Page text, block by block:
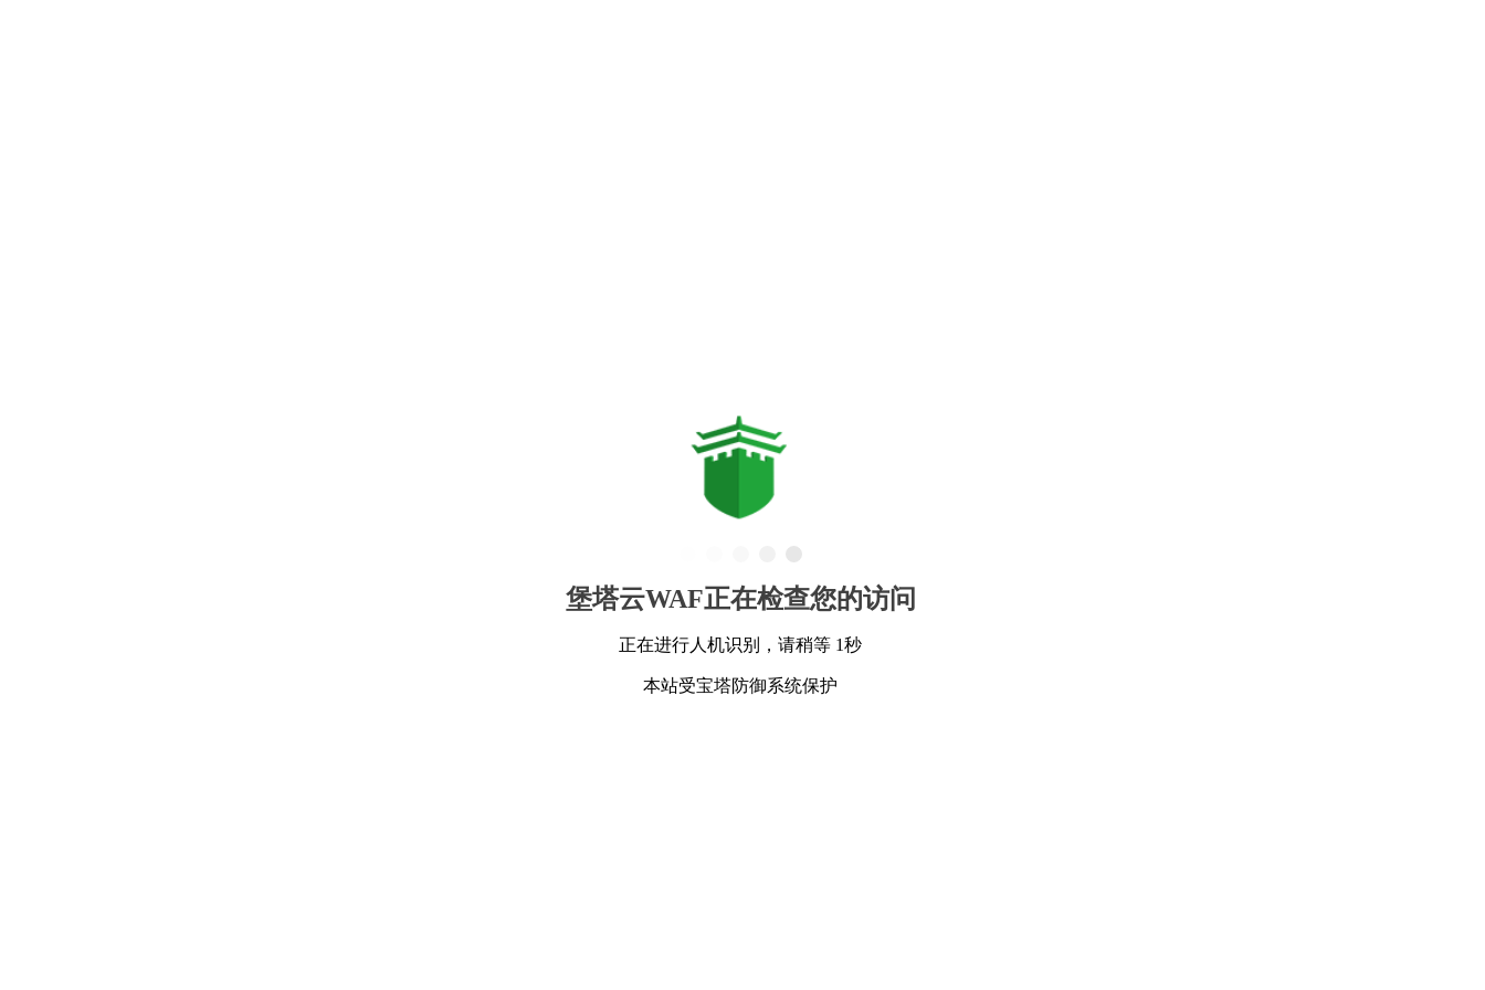
堡塔云WAF正在检查您的访问
正在进行人机识别，请稍等 1秒
本站受宝塔防御系统保护